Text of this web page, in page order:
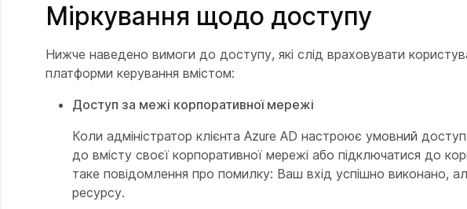
Міркування щодо доступу
Нижче наведено вимоги до доступу, які слід враховувати
платформи керування вмістом:
Доступ за межі корпоративної мережі
Коли адміністратор клієнта Azure AD настроює умовний
до вмісту своєї корпоративної мережі або підключатися до
таке повідомлення про помилку: Ваш вхід успішно виконано,
ресурсу.